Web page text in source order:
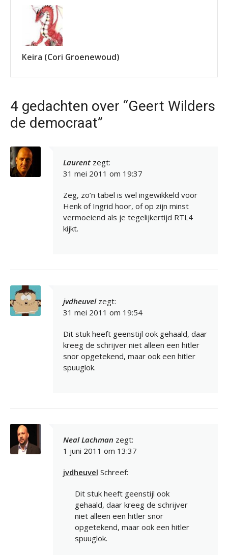
Keira (Cori Groenewoud)
4 gedachten over “Geert Wilders
de democraat”
Laurent zegt:
31 mei 2011 om 19:37
Zeg, zo’n tabel is wel ingewikkeld voor
Henk of Ingrid hoor, of op zijn minst
vermoeiend als je tegelijkertijd RTL4
kijkt.
jvdheuvel zegt:
31 mei 2011 om 19:54
Dit stuk heeft geenstijl ook gehaald, daar
kreeg de schrijver niet alleen een hitler
snor opgetekend, maar ook een hitler
spuuglok.
Neal Lachman zegt:
1 juni 2011 om 13:37
jvdheuvel Schreef:
Dit stuk heeft geenstijl ook
gehaald, daar kreeg de schrijver
niet alleen een hitler snor
opgetekend, maar ook een hitler
spuuglok.